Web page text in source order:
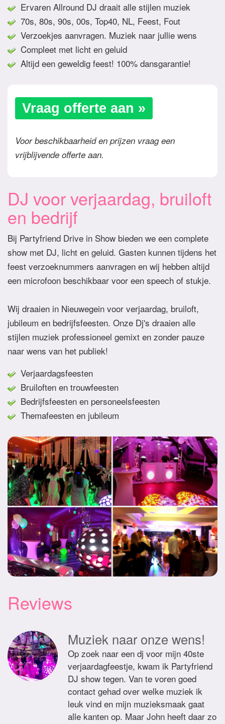
Ervaren Allround DJ draait alle stijlen muziek
70s, 80s, 90s, 00s, Top40, NL, Feest, Fout
Verzoekjes aanvragen. Muziek naar jullie wens
Compleet met licht en geluid
Altijd een geweldig feest! 100% dansgarantie!
Vraag offerte aan »
Voor beschikbaarheid en prijzen vraag een
vrijblijvende offerte aan.
DJ voor verjaardag, bruiloft
en bedrijf
Bij Partyfriend Drive in Show bieden we een complete
show met DJ, licht en geluid. Gasten kunnen tijdens het
feest verzoeknummers aanvragen en wij hebben altijd
een microfoon beschikbaar voor een speech of stukje.
Wij draaien in Nieuwegein voor verjaardag, bruiloft,
jubileum en bedrijfsfeesten. Onze Dj's draaien alle
stijlen muziek professioneel gemixt en zonder pauze
naar wens van het publiek!
Verjaardagsfeesten
Bruiloften en trouwfeesten
Bedrijfsfeesten en personeelsfeesten
Themafeesten en jubileum
Reviews
Muziek naar onze wens!
Op zoek naar een dj voor mijn 40ste
verjaardagfeestje, kwam ik Partyfriend
DJ show tegen. Van te voren goed
contact gehad over welke muziek ik
leuk vind en mijn muzieksmaak gaat
alle kanten op. Maar John heeft daar zo